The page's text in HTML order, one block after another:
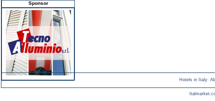
Sponsor
Hotels in Italy: